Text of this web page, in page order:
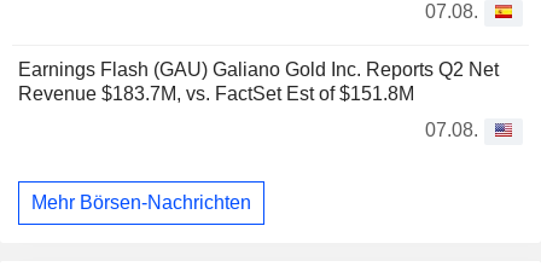
07.08.
Earnings Flash (GAU) Galiano Gold Inc. Reports Q2 Net
Revenue $183.7M, vs. FactSet Est of $151.8M
07.08.
Mehr Börsen-Nachrichten